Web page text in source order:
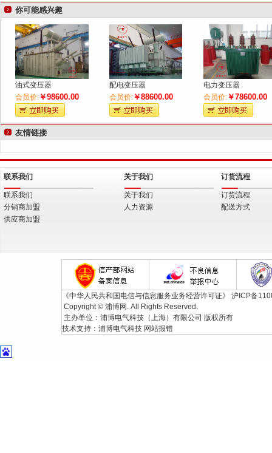
你可能感兴趣
油式变压器
会员价:￥98600.00
配电变压器
会员价:￥88600.00
电力变压器
会员价: ￥78600.00
友情链接
联系我们
联系我们
分销商加盟
供应商加盟
关于我们
关于我们
人力资源
订货流程
订货流程
配送方式
《中华人民共和国电信与信息服务业务经营许可证》 沪ICP备
Copyright © 浦博网. All Rights Reserved.
主办单位：浦博电气科技（上海）有限公司 版权所有
技术支持： 浦博电气科技 网站报错